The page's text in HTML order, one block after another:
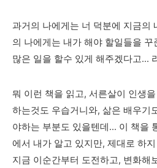
과거의 나에게는 너 덕분에 지금의
의 나에게는 내가 해야 할일들을 꾸
많은 일을 할수 있게 해주겠다고...
뭐 이런 책을 읽고, 서른살이 인생
하는것도 우습거니와, 삶은 배우기
야하는 부분도 있을텐데... 이 책을
에서 내가 알고 있지만, 제대로 하
지금 이순간부터 도전하고, 변화해